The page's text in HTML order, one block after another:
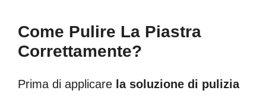
Come Pulire La Piastra
Correttamente?
Prima di applicare la soluzione di pulizia